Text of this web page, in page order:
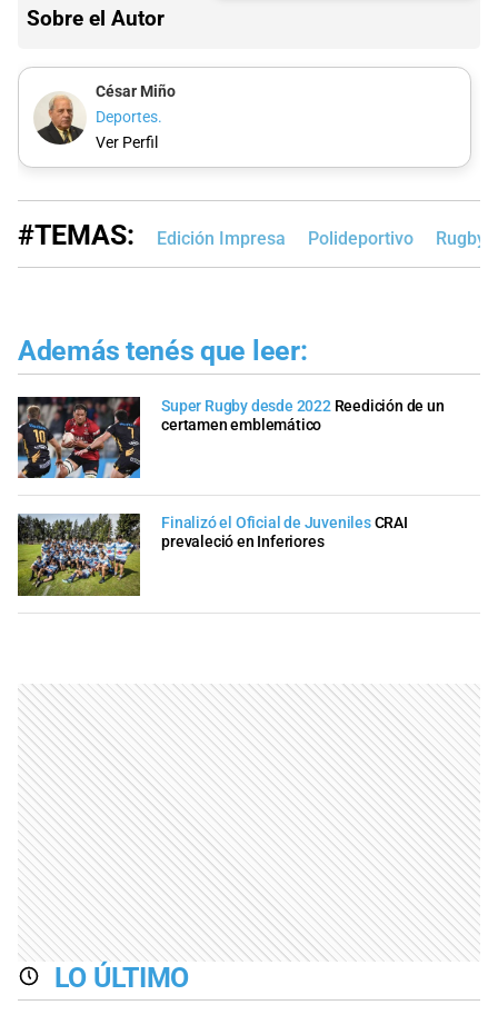
Sobre el Autor
César Miño
Deportes.
Ver Perfil
#TEMAS: Edición Impresa Polideportivo Rugby
Además tenés que leer:
Super Rugby desde 2022 Reedición de un
certamen emblemático
Finalizó el Oficial de JuvenilesCRAI
prevaleció en Inferiores
LO ÚLTIMO